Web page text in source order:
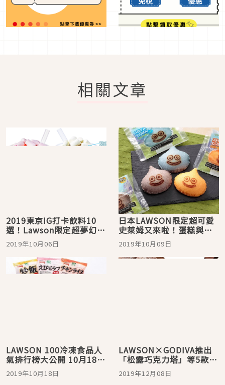
相關文章
2019東京IG打卡飲料10
選！Lawson限定超夢幻天
氣蘇打
2019年10月06日
日本LAWSON限定超可愛
史萊姆又來啦！蛋糕與蕨
餅等你來收服
2019年10月09日
LAWSON 100冷凍食品人
氣排行榜大公開 10月18日
冷凍食品之日偷懶一下
吧！
2019年10月18日
LAWSON×GODIVA推出
「松露巧克力塔」等5款新
作 年底這波非吃不可！
2019年12月08日